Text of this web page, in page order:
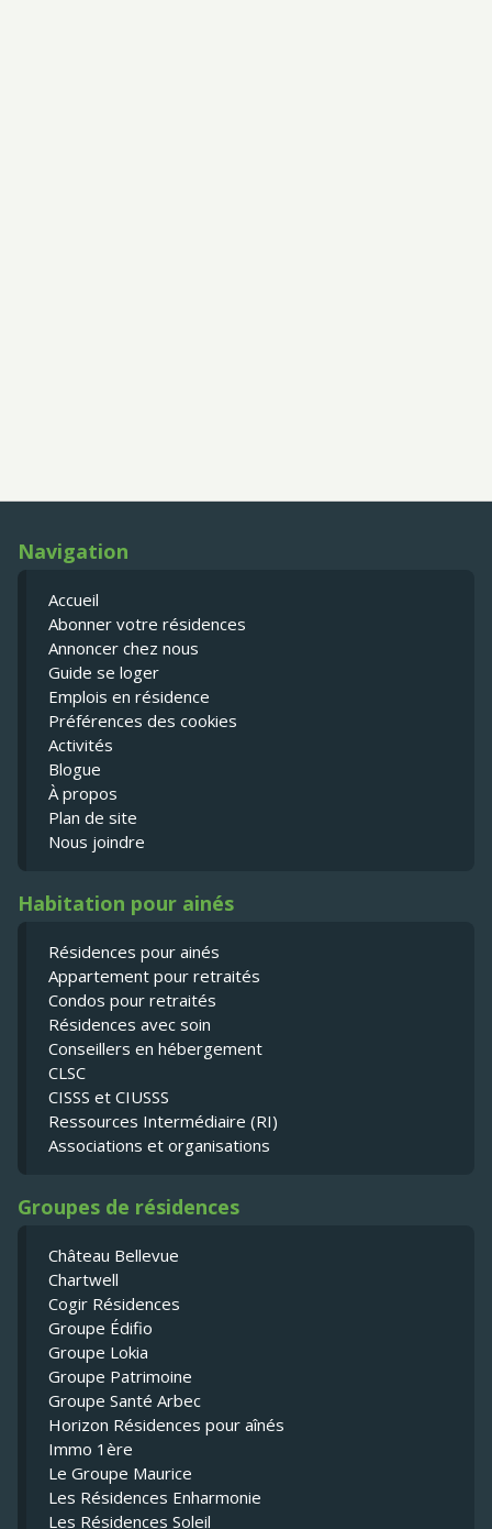
Navigation
Accueil
Abonner votre résidences
Annoncer chez nous
Guide se loger
Emplois en résidence
Préférences des cookies
Activités
Blogue
À propos
Plan de site
Nous joindre
Habitation pour ainés
Résidences pour ainés
Appartement pour retraités
Condos pour retraités
Résidences avec soin
Conseillers en hébergement
CLSC
CISSS et CIUSSS
Ressources Intermédiaire (RI)
Associations et organisations
Groupes de résidences
Château Bellevue
Chartwell
Cogir Résidences
Groupe Édifio
Groupe Lokia
Groupe Patrimoine
Groupe Santé Arbec
Horizon Résidences pour aînés
Immo 1ère
Le Groupe Maurice
Les Résidences Enharmonie
Les Résidences Soleil